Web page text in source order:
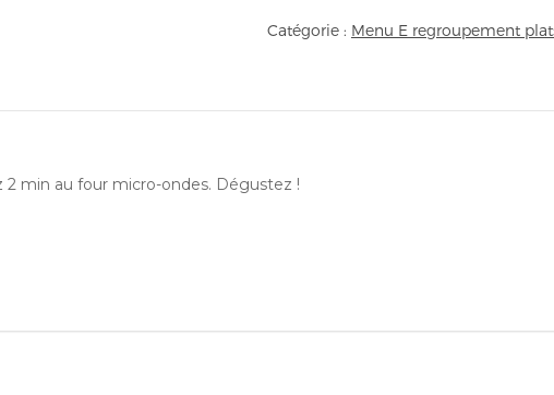
Catégorie : Menu E regroupement
min au four micro-ondes. Dégustez !